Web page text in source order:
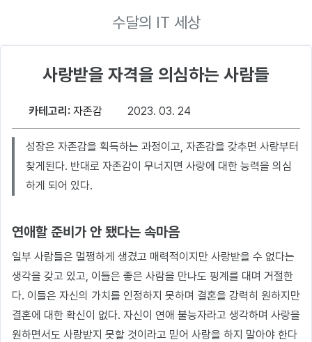
수달의 IT 세상
사랑받을 자격을 의심하는 사람들
카테고리: 자존감 2023. 03. 24
성장은 자존감을 획득하는 과정이고, 자존감을 갖추면 사랑부터
찾게된다. 반대로 자존감이 무너지면 사랑에 대한 능력을 의심
하게 되어 있다.
연애할 준비가 안 됐다는 속마음
일부 사람들은 멀쩡하게 생겼고 매력적이지만 사랑받을 수 없다는
생각을 갖고 있고, 이들은 좋은 사람을 만나도 핑계를 대며 거절한
다. 이들은 자신의 가치를 인정하지 못하며 결혼을 강력히 원하지만
결혼에 대한 확신이 없다. 자신이 연애 불능자라고 생각하며 사랑을
원하면서도 사랑받지 못할 것이라고 믿어 사랑을 하지 말아야 한다